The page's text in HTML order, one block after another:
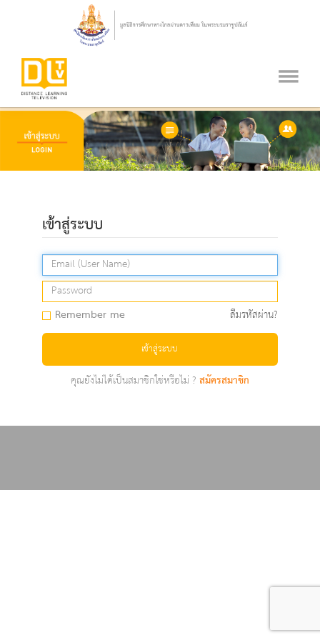
เข้าสู่ระบบ
Remember me ลืมรหัสผ่าน?
เข้าสู่ระบบ
คุณยังไม่ได้เป็นสมาชิกใช่หรือไม่ ?สมัครสมาชิก